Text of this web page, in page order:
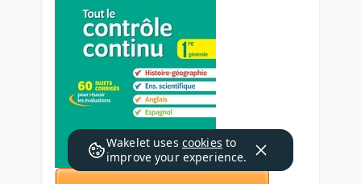
Wakelet uses cookies to
improve your experience.